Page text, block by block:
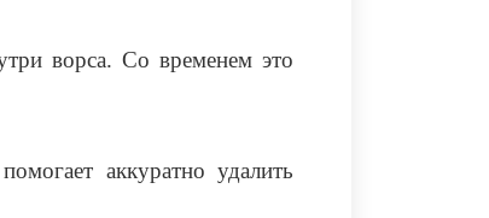
ворса. Со временем это
аккуратно удалить